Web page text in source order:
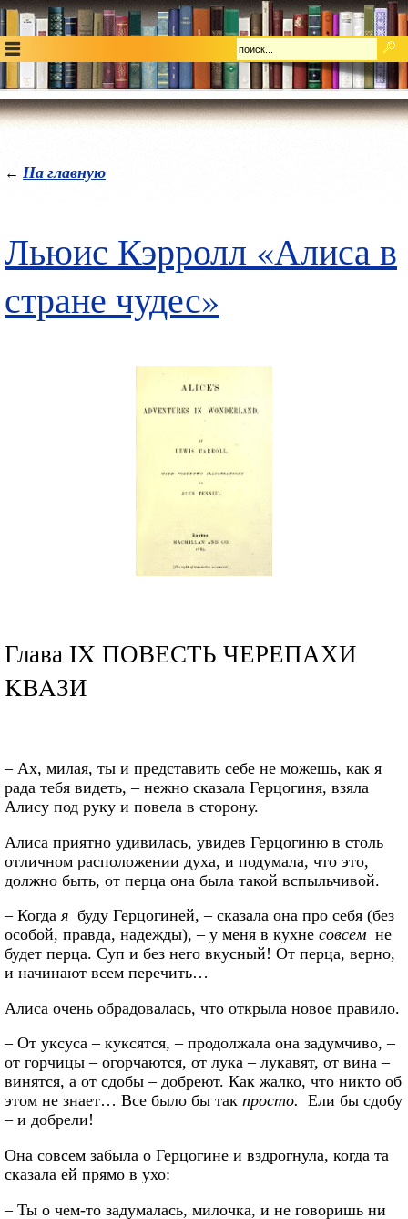
← На главную
Льюис Кэрролл «Алиса в
стране чудес»
Глава IX ПОВЕСТЬ ЧЕРЕПАХИ
KBAЗИ
– Ах, милая, ты и представить себе не можешь, как я
рада тебя видеть, – нежно сказала Герцогиня, взяла
Алису под руку и повела в сторону.
Алиса приятно удивилась, увидев Герцогиню в столь
отличном расположении духа, и подумала, что это,
должно быть, от перца она была такой вспыльчивой.
– Когдая буду Герцогиней, – сказала она про себя (без
особой, правда, надежды), – у меня в кухне совсем не
будет перца. Суп и без него вкусный! От перца, верно,
и начинают всем перечить…
Алиса очень обрадовалась, что открыла новое правило.
– От уксуса – куксятся, – продолжала она задумчиво, –
от горчицы – огорчаются, от лука – лукавят, от вина –
винятся, а от сдобы – добреют. Как жалко, что никто об
этом не знает… Все было бы так просто. Ели бы сдобу
– и добрели!
Она совсем забыла о Герцогине и вздрогнула, когда та
сказала ей прямо в ухо:
– Ты о чем-то задумалась, милочка, и не говоришь ни